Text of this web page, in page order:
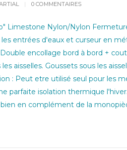
0 COMMENTAIRES
Limestone Nylon/Nylon
entrées d'eaux et curseur en
encollage bord à bord +
aisselles. Goussets sous les
: Peut etre utilisé seul pour les
parfaite isolation thermique
en complément de la